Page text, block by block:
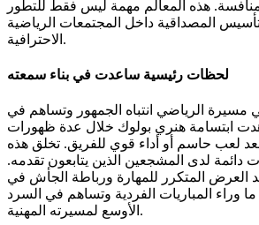
هذه المعالم مهمة ليس فقط للتطور
المصداقية داخل المجتمعات الرياضية
الاحترافية.
لحظات رئيسية ساعدت في بناء سمعته
الرياضي انتباه الجمهور وتساهم في
ابتسامة هنري بولوك خلال عدة ظهورات
بعد لعب حاسم أو أداء قوي للفريق. تخلق هذه
دائمة لدى المشجعين الذين يتابعون تقدمه.
العرض المتكرر للمهارة ورباطة الجأش في
وراء المباريات الفردية وتساهم في السرد
الأوسع لمسيرته المهنية.